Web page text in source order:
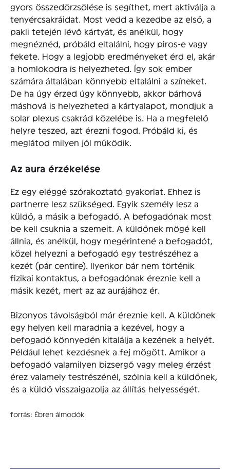
gyors összedörzsölése is segíthet, mert aktiválja a
tenyércsakráidat. Most vedd a kezedbe az első, a
pakli tetején lévő kártyát, és anélkül, hogy
megnéznéd, próbáld eltalálni, hogy piros-e vagy
fekete. Hogy a legjobb eredményeket érd el, akár
a homlokodra is helyezheted. Így sok ember
számára általában könnyebb eltalálni a színeket.
De ha úgy érzed úgy könnyebb, akkor bárhová
máshová is helyezheted a kártyalapot, mondjuk a
solar plexus csakrád közelébe is. Ha a megfelelő
helyre teszed, azt érezni fogod. Próbáld ki, és
meglátod milyen jól működik.
Az aura érzékelése
Ez egy eléggé szórakoztató gyakorlat. Ehhez is
partnerre lesz szükséged. Egyik személy lesz a
küldő, a másik a befogadó. A befogadónak most
be kell csuknia a szemeit. A küldőnek mögé kell
állnia, és anélkül, hogy megérintené a befogadót,
közel helyezni a befogadó egy testrészéhez a
kezét (pár centire). Ilyenkor bár nem történik
fizikai kontaktus, a befogadónak éreznie kell a
másik kezét, mert az az aurájához ér.
Bizonyos távolságból már éreznie kell. A küldőnek
egy helyen kell maradnia a kezével, hogy a
befogadó könnyedén kitalálja a kezének a helyét.
Például lehet kezdésnek a fej mögött. Amikor a
befogadó valamilyen bizsergő vagy meleg érzést
érez valamely testrészénél, szólnia kell a küldőnek,
és a küldő visszaigazolja az állítás helyességét.
forrás: Ébren álmodók